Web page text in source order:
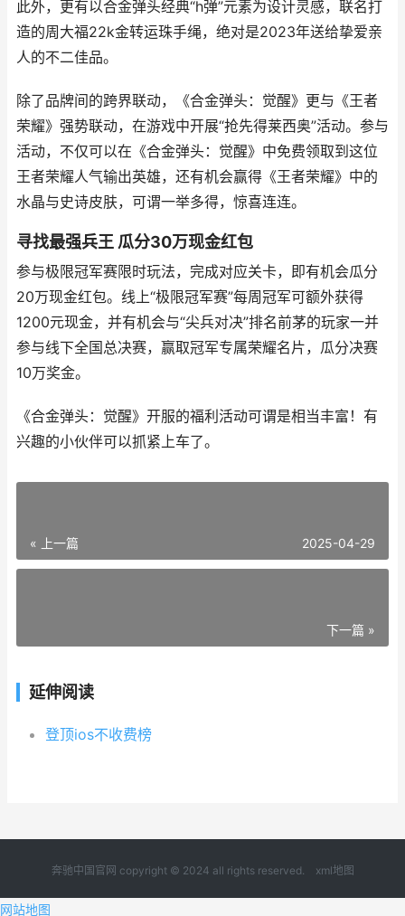
此外，更有以合金弹头经典“h弹”元素为设计灵感，联名打
造的周大福22k金转运珠手绳，绝对是2023年送给挚爱亲
人的不二佳品。
除了品牌间的跨界联动，《合金弹头：觉醒》更与《王者
荣耀》强势联动，在游戏中开展“抢先得莱西奥”活动。参与
活动，不仅可以在《合金弹头：觉醒》中免费领取到这位
王者荣耀人气输出英雄，还有机会赢得《王者荣耀》中的
水晶与史诗皮肤，可谓一举多得，惊喜连连。
寻找最强兵王 瓜分30万现金红包
参与极限冠军赛限时玩法，完成对应关卡，即有机会瓜分
20万现金红包。线上“极限冠军赛”每周冠军可额外获得
1200元现金，并有机会与“尖兵对决”排名前茅的玩家一并
参与线下全国总决赛，赢取冠军专属荣耀名片，瓜分决赛
10万奖金。
《合金弹头：觉醒》开服的福利活动可谓是相当丰富！有
兴趣的小伙伴可以抓紧上车了。
« 上一篇 2025-04-29
下一篇 »
延伸阅读
登顶ios不收费榜
奔驰中国官网 copyright © 2024 all rights reserved. xml地图
网站地图